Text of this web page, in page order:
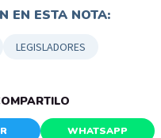
EN ESTA NOTA:
LEGISLADORES
WHATSAPP